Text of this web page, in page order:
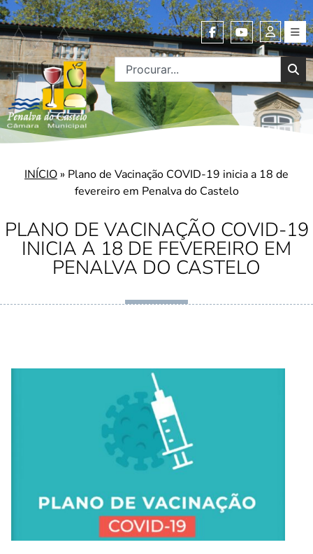
PLANO DE VACINAÇÃO COVID-19
INICIA A 18 DE FEVEREIRO EM
PENALVA DO CASTELO
INÍCIO » Plano de Vacinação COVID-19 inicia a 18 de
fevereiro em Penalva do Castelo